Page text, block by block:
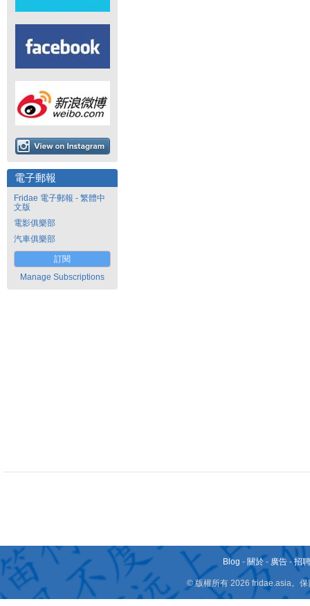
電子郵報
Fridae 電子郵報 - 繁體中
文版
電影俱樂部
汽車俱樂部
訂閱
Manage Subscriptions
Blog - 關於 - 廣告 -招
© 版權所有 2026 fridae.asia。